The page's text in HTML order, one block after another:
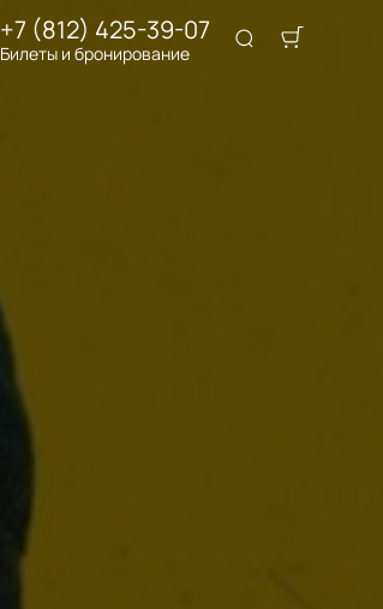
+7 (812) 425-39-07
Билеты и бронирование